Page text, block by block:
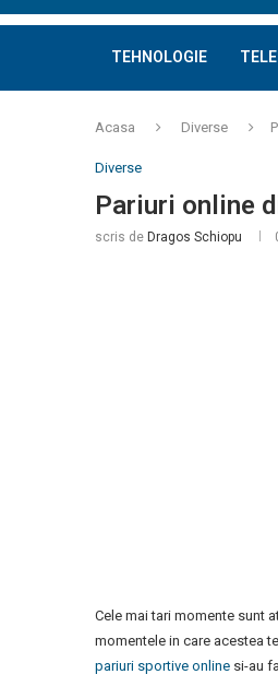
TEHNOLOGIE
Acasa Diverse
Diverse
Pariuri online
scris de Dragos Schiopu
Cele mai tari momente sunt
momentele in care acestea
pariuri sportive online si-au